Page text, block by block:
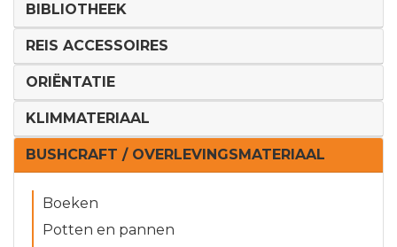
BIBLIOTHEEK
REIS ACCESSOIRES
ORIËNTATIE
KLIMMATERIAAL
BUSHCRAFT / OVERLEVINGSMATERIAAL
Boeken
Potten en pannen